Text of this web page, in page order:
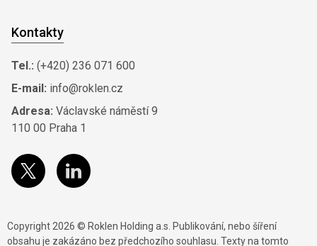
Kontakty
Tel.: (+420) 236 071 600
E-mail: info@roklen.cz
Adresa: Václavské náměstí 9
110 00 Praha 1
Copyright 2026 © Roklen Holding a.s. Publikování, nebo šíření
obsahu je zakázáno bez předchozího souhlasu. Texty na tomto